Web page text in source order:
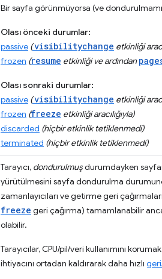
Bir sayfa görünmüyorsa (ve
Olası önceki durumlar:
passive (visibilitychange etkinliği
frozen (resume etkinliği ve ardından
Olası sonraki durumlar:
passive (visibilitychange etkinliği
frozen (freeze etkinliği aracılığıyla)
discarded (hiçbir etkinlik tetiklenmedi)
terminated (hiçbir etkinlik tetiklenmedi)
Tarayıcı, dondurulmuşdurumdayken
yürütülmesini sayfa dondurulma
zamanlayıcıları ve getirme geri
freeze geri çağırma) tamamlanabilir
olabilir.
Tarayıcılar, CPU/pil/veri kullanımını
ihtiyacını ortadan kaldırarak daha hızlı